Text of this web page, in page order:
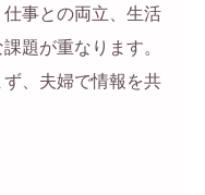
事との両立、生活
題が重なります。
、夫婦で情報を共